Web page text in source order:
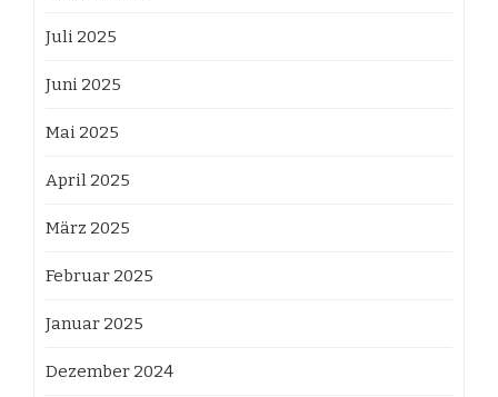
Juli 2025
Juni 2025
Mai 2025
April 2025
März 2025
Februar 2025
Januar 2025
Dezember 2024